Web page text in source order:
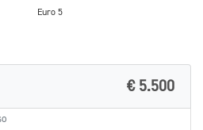
Euro 5
€ 5.500